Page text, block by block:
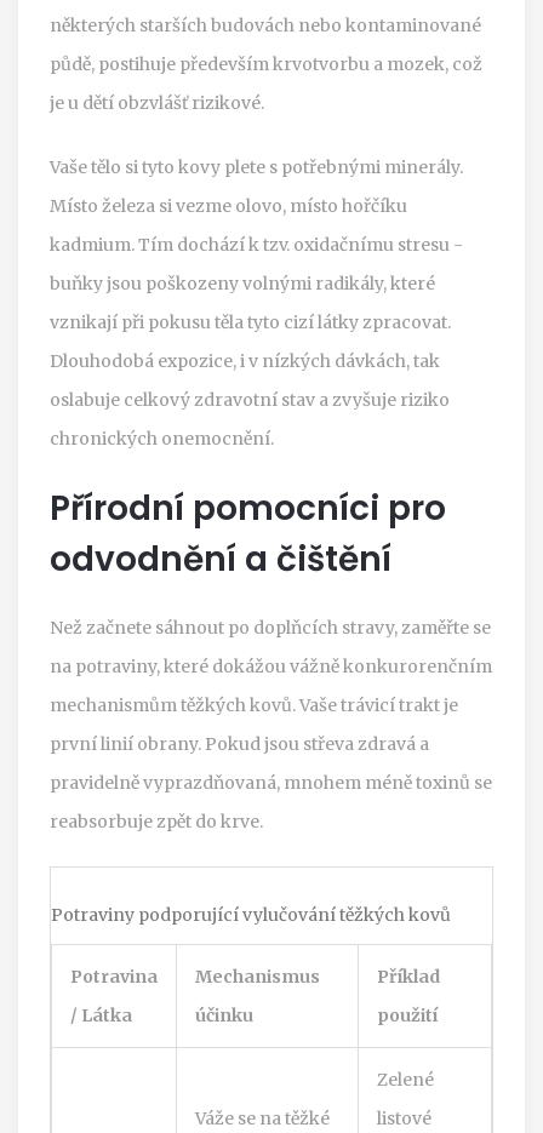
některých starších budovách nebo kontaminované
půdě, postihuje především krvotvorbu a mozek, což
je u dětí obzvlášť rizikové.
Vaše tělo si tyto kovy plete s potřebnými minerály.
Místo železa si vezme olovo, místo hořčíku
kadmium. Tím dochází k tzv. oxidačnímu stresu -
buňky jsou poškozeny volnými radikály, které
vznikají při pokusu těla tyto cizí látky zpracovat.
Dlouhodobá expozice, i v nízkých dávkách, tak
oslabuje celkový zdravotní stav a zvyšuje riziko
chronických onemocnění.
Přírodní pomocníci pro
odvodnění a čištění
Než začnete sáhnout po doplňcích stravy, zaměřte se
na potraviny, které dokážou vážně konkurorenčním
mechanismům těžkých kovů. Vaše trávicí trakt je
první linií obrany. Pokud jsou střeva zdravá a
pravidelně vyprazdňovaná, mnohem méně toxinů se
reabsorbuje zpět do krve.
Potraviny podporující vylučování těžkých kovů
Potravina
/ Látka
Mechanismus
účinku
Příklad
použití
Váže se na těžké
Zelené
listové